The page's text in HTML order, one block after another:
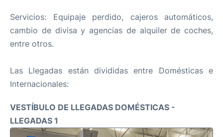
Servicios: Equipaje perdido, cajeros automáticos,
cambio de divisa y agencias de alquiler de coches,
entre otros.
Las Llegadas están divididas entre Domésticas e
Internacionales:
VESTÍBULO DE LLEGADAS DOMÉSTICAS -
LLEGADAS 1